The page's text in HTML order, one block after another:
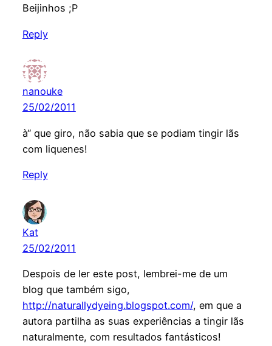
Beijinhos ;P
Reply
nanouke
25/02/2011
à“ que giro, não sabia que se podiam tingir lãs
com liquenes!
Reply
Kat
25/02/2011
Despois de ler este post, lembrei-me de um
blog que também sigo,
http://naturallydyeing.blogspot.com/, em que a
autora partilha as suas experiências a tingir lãs
naturalmente, com resultados fantásticos!